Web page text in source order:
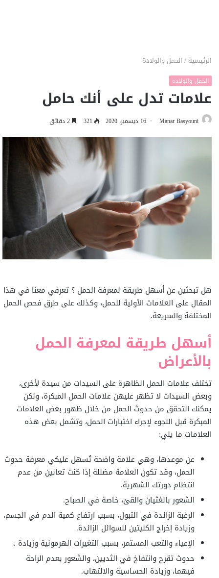
الرئيسية / الحمل والولادة
الحمل والولادة
علامات تدل على أنك حامل
Manar Basyouni 16 ديسمبر، 2020 321
هل تبحثين عن أسهل طريقة لمعرفة الحمل ؟ تعرفي معنا في هذا
المقال على العلامات الأولية للحمل، وكذلك على طرق فحص الحمل
المختلفة والسريعة.
أسهل طريقة لمعرفة الحمل
بالأعراض
تختلف علامات الحمل الظاهرة على السيدات من سيدة لأخرى،
وبعض السيدات لا تظهر عليهن علامات الحمل المبكرة، ولكن
يمكنك التحقق من حدوث الحمل من خلال ظهور بعض العلامات
المبكرة قبل اللجوء لإجراء اختبارات الحمل، وتشمل بعض هذه
العلامات ما يلي:
عن موعدها، وهي علامة واضحة تُسهل عليكي معرفة حدوث
الحمل، وقد تكون العلامة مضللة إذا كنت تعانين من عدم
انتظام دورتك الشهرية.
الشعور بالغثيان والقئ، خاصة في الصباح.
الرغبة الزائدة في التبول، بسبب ارتفاع كمية الدم في الجسم،
وزيادة إخراج الكليتين للسوائل الزائدة.
الإعياء والتعب المستمر، بسبب التغيرات الهرمونية وزيادة .
حدوث تقرح وانتفاخ في الثديين، والشعور بعدم الراحة
فيهما، وزيادة الحساسية والالتهاب.